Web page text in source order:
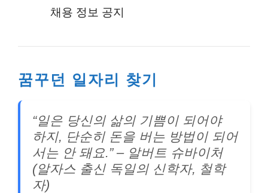
채용 정보 공지
꿈꾸던 일자리 찾기
“일은 당신의 삶의 기쁨이 되어야
하지, 단순히 돈을 버는 방법이 되어
서는 안 돼요.” – 알버트 슈바이처
(알자스 출신 독일의 신학자, 철학
자)